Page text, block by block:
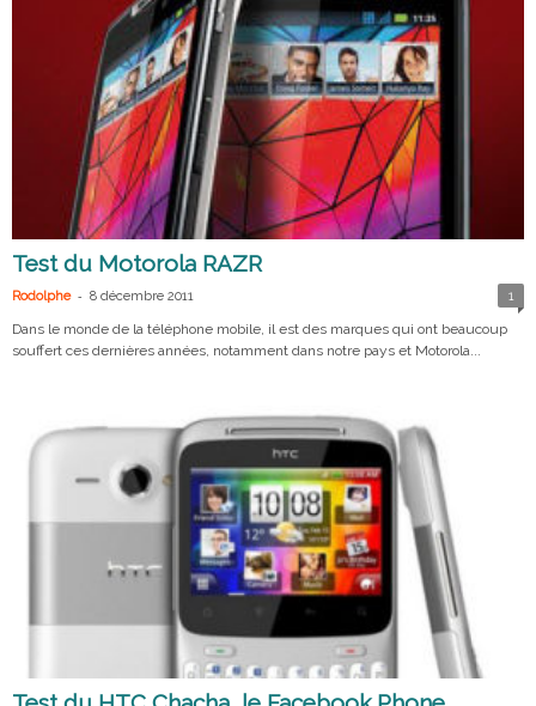
Test du Motorola RAZR
Rodolphe - 8 décembre 2011 1
Dans le monde de la téléphone mobile, il est des marques qui ont beaucoup
souffert ces dernières années, notamment dans notre pays et Motorola...